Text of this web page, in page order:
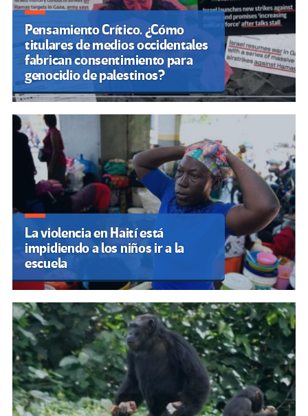
Pensamiento Crítico. ¿Cómo
titulares de medios occidentales
fabrican consentimiento para
genocidio de palestinos?
La violencia en Haití está
impidiendo a los niños ir a la
escuela